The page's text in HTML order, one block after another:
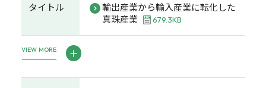
タイトル
輸出産業から輸入産業に転化した
真珠産業
679.3KB
VIEW MORE